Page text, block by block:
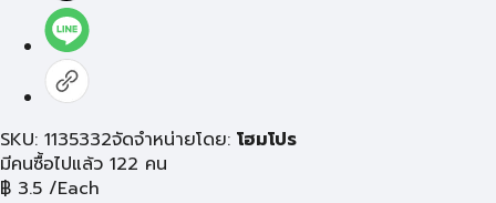
SKU: 1135332จัดจำหน่ายโดย: โฮมโปร
มีคนซื้อไปแล้ว 122 คน
฿ 3.5 /Each